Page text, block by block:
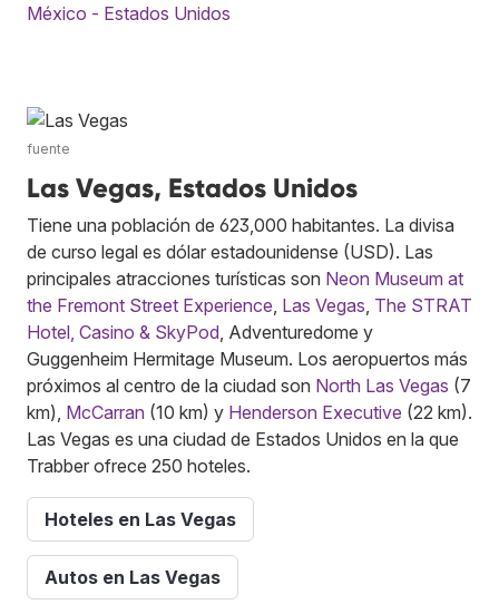
México - Estados Unidos
fuente
Las Vegas, Estados Unidos
Tiene una población de 623,000 habitantes. La divisa
de curso legal es dólar estadounidense (USD). Las
principales atracciones turísticas son Neon Museum at
the Fremont Street Experience Las Vegas The STRAT
Hotel, Casino & SkyPod , Adventuredome y
Guggenheim Hermitage Museum. Los aeropuertos más
próximos al centro de la ciudad son North Las Vegas (7
km), McCarran (10 km) y Henderson Executive (22 km).
Las Vegas es una ciudad de Estados Unidos en la que
Trabber ofrece 250 hoteles.
Hoteles en Las Vegas
Autos en Las Vegas